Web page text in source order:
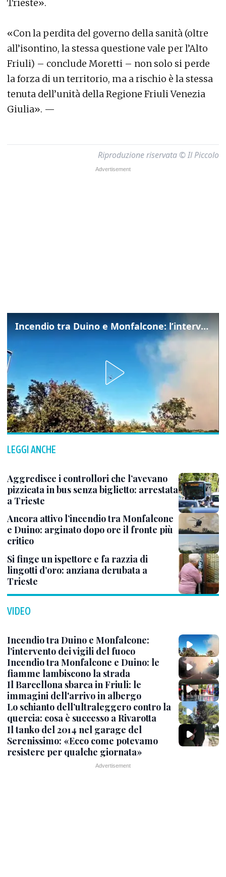
Trieste».
«Con la perdita del governo della sanità (oltre
all’isontino, la stessa questione vale per l’Alto
Friuli) – conclude Moretti – non solo si perde
la forza di un territorio, ma a rischio è la stessa
tenuta dell’unità della Regione Friuli Venezia
Giulia». —
Riproduzione riservata © Il Piccolo
Incendio tra Duino e Monfalcone: l’intervento dei vigili del fuoco
LEGGI ANCHE
Aggredisce i controllori che l’avevano
pizzicata in bus senza biglietto: arrestata
a Trieste
Ancora attivo l’incendio tra Monfalcone
e Duino: arginato dopo ore il fronte più
critico
Si finge un ispettore e fa razzia di
lingotti d’oro: anziana derubata a
Trieste
VIDEO
Incendio tra Duino e Monfalcone:
l’intervento dei vigili del fuoco
Incendio tra Monfalcone e Duino: le
fiamme lambiscono la strada
Il Barcellona sbarca in Friuli: le
immagini dell'arrivo in albergo
Lo schianto dell’ultraleggero contro la
quercia: cosa è successo a Rivarotta
Il tanko del 2014 nel garage del
Serenissimo: «Ecco come potevamo
resistere per qualche giornata»